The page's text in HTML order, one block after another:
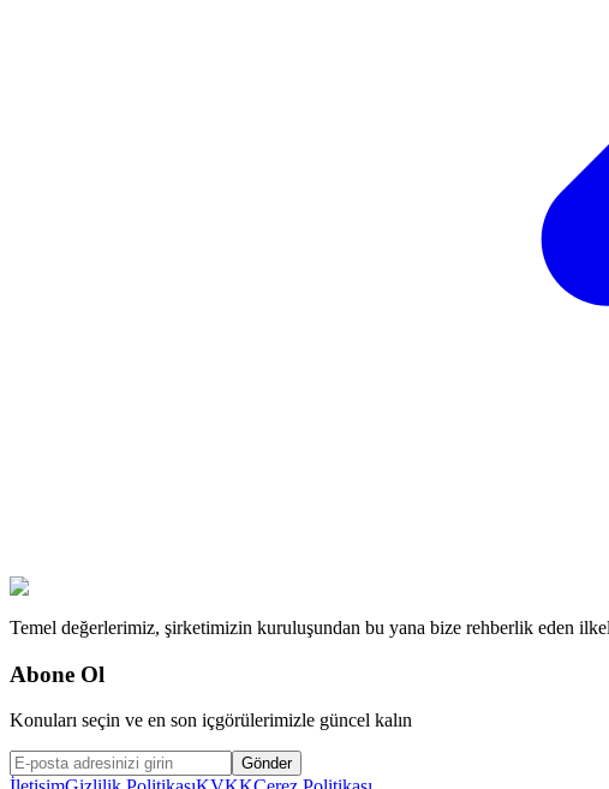
Temel değerlerimiz, şirketimizin kuruluşundan bu yana bize rehberlik eden
Abone Ol
Konuları seçin ve en son içgörülerimizle güncel kalın
Gönder